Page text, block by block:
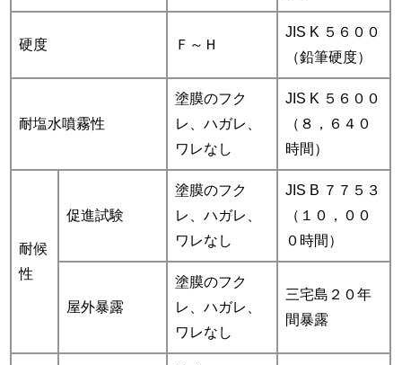
硬度 Ｆ～Ｈ
JIS K ５６００
（鉛筆硬度）
耐塩水噴霧性
塗膜のフク
レ、ハガレ、
ワレなし
JIS K ５６００
（８，６４０
時間）
耐候
性
促進試験
塗膜のフク
レ、ハガレ、
ワレなし
JIS B ７７５３
（１０，００
０時間）
屋外暴露
塗膜のフク
レ、ハガレ、
ワレなし
三宅島２０年
間暴露